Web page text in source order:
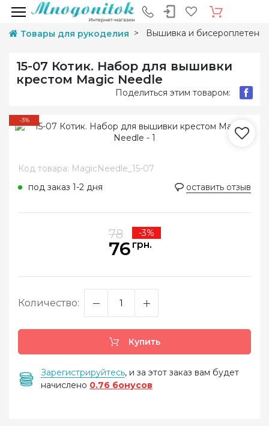
Товары для рукоделия Вышивка и
15-07 Котик. Набор для вышивки
крестом Magic Needle
Поделиться этим товаром:
-3%
Код товара: MagicNeedle_15-07
под заказ 1-2 дня
оставить отзыв
78 -3%
76 грн.
Количество:
Купить
Зарегистрируйтесь, и за этот заказ вам будет
начислено 0.76 бонусов